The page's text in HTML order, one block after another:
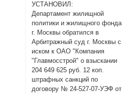
УСТАНОВИЛ:
Департамент жилищной
политики и жилищного фонда
г. Москвы обратился в
Арбитражный суд г. Москвы с
иском к ОАО "Компания
"Главмосстрой" о взыскании
204 649 625 руб. 12 коп.
штрафных санкций по
договору № 24-527-07-УЭФ от